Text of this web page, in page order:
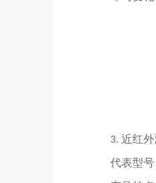
3. 近红外
代表型号